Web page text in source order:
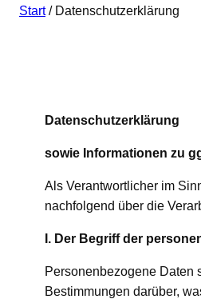
Start/ Datenschutzerklärung
Datenschutzerklärung
sowie Informationen zu
Als Verantwortlicher im
nachfolgend über die
I. Der Begriff der
Personenbezogene Daten
Bestimmungen darüber,